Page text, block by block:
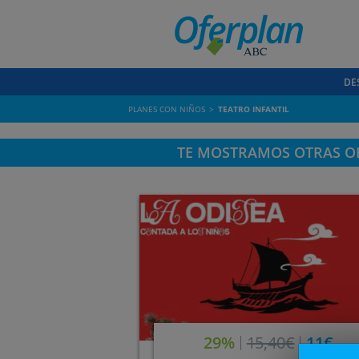
PLANES CON NIÑOS TEATRO INFANTIL
TE MOSTRAMOS OTRAS
29% 15,40€ 11€